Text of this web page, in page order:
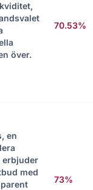
över.
70.53%
en
erbjuder
med
73%